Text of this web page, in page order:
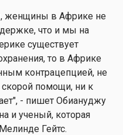
женщины в Африке не
что и мы на
существует
то в Африке
контрацепцией, не
скорой помощи, ни к
- пишет Обиануджу
и ученый, которая
Гейтс.